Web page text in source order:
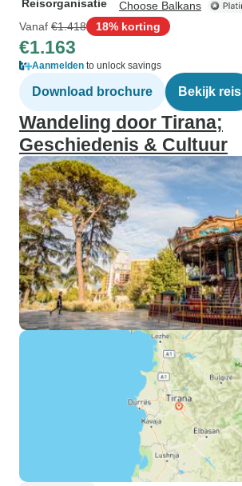
Reisorganisatie
Choose Balkans
Vanaf €1.418 18% korting
€1.163
Aanmelden to unlock savings
Download brochure Bekijk reis
Wandeling door Tirana;
Geschiedenis & Cultuur